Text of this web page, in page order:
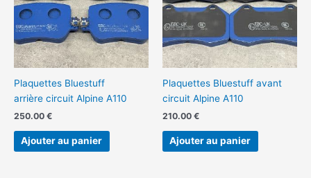
Plaquettes Bluestuff
arrière circuit Alpine A110
250.00 €
Ajouter au panier
Plaquettes Bluestuff avant
circuit Alpine A110
210.00 €
Ajouter au panier